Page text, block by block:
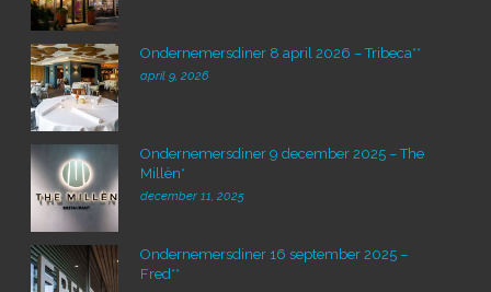
Ondernemersdiner 8 april 2026 – Tribeca**
april 9, 2026
Ondernemersdiner 9 december 2025 – The
Millèn*
december 11, 2025
Ondernemersdiner 16 september 2025 –
Fred**